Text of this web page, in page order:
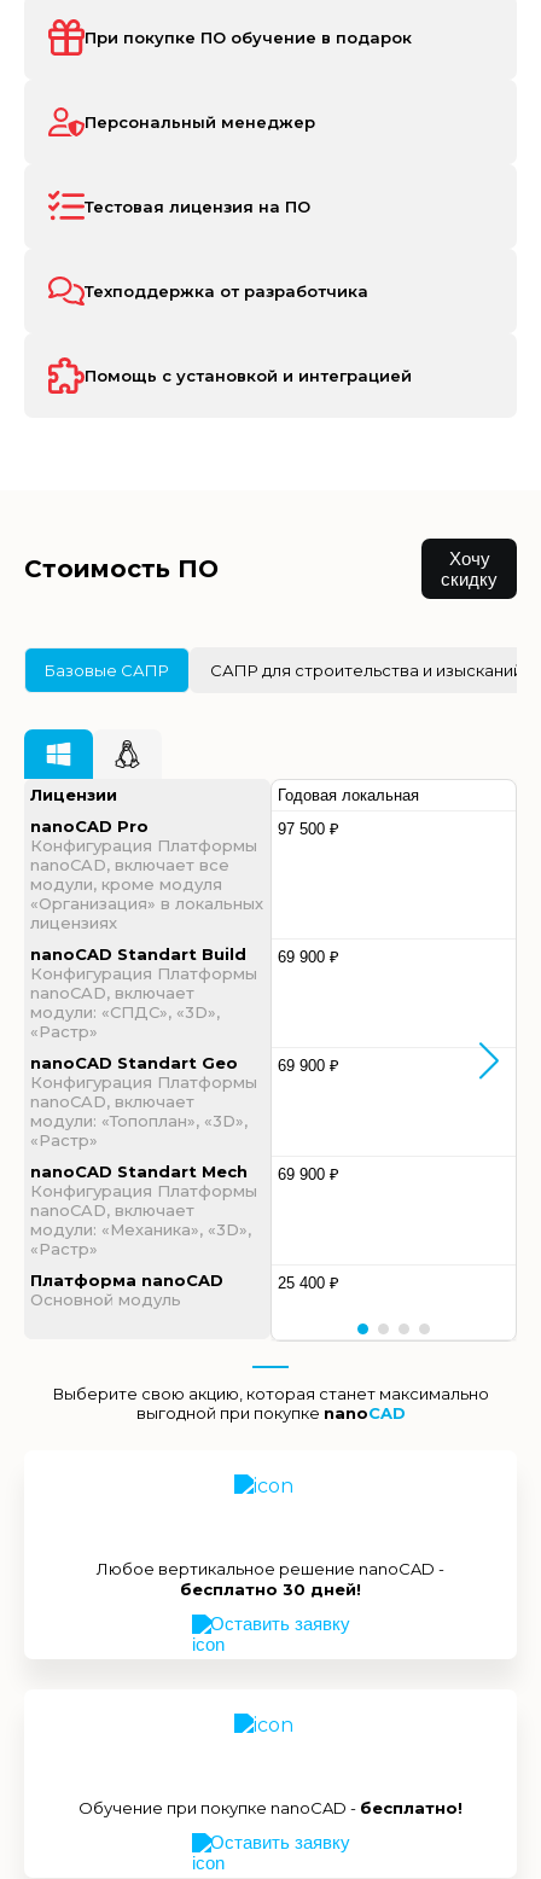
При покупке ПО обучение в подарок
Персональный менеджер
Тестовая лицензия на ПО
Техподдержка от разработчика
Помощь с установкой и интеграцией
Стоимость ПО
Хочу
скидку
Базовые САПР САПР для строительства и изысканий
Лицензии
nanoCAD Pro
Конфигурация Платформы
nanoCAD, включает все
модули, кроме модуля
«Организация» в локальных
лицензиях
nanoCAD Standart Build
Конфигурация Платформы
nanoCAD, включает
модули: «СПДС», «3D»,
«Растр»
nanoCAD Standart Geo
Конфигурация Платформы
nanoCAD, включает
модули: «Топоплан», «3D»,
«Растр»
nanoCAD Standart Mech
Конфигурация Платформы
nanoCAD, включает
модули: «Механика», «3D»,
«Растр»
Платформа nanoCAD
Основной модуль
Годовая локальная
97 500 ₽
69 900 ₽
69 900 ₽
69 900 ₽
25 400 ₽
Выберите свою акцию, которая станет максимально
выгодной при покупке nanoCAD
Любое вертикальное решение nanoCAD -
бесплатно 30 дней!
Оставить заявку
Обучение при покупке nanoCAD - бесплатно!
Оставить заявку